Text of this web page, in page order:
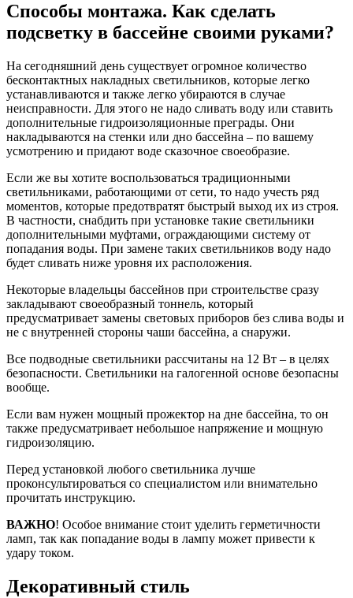
Способы монтажа. Как сделать
подсветку в бассейне своими руками?
На сегодняшний день существует огромное количество
бесконтактных накладных светильников, которые легко
устанавливаются и также легко убираются в случае
неисправности. Для этого не надо сливать воду или ставить
дополнительные гидроизоляционные преграды. Они
накладываются на стенки или дно бассейна – по вашему
усмотрению и придают воде сказочное своеобразие.
Если же вы хотите воспользоваться традиционными
светильниками, работающими от сети, то надо учесть ряд
моментов, которые предотвратят быстрый выход их из строя.
В частности, снабдить при установке такие светильники
дополнительными муфтами, ограждающими систему от
попадания воды. При замене таких светильников воду надо
будет сливать ниже уровня их расположения.
Некоторые владельцы бассейнов при строительстве сразу
закладывают своеобразный тоннель, который
предусматривает замены световых приборов без слива воды и
не с внутренней стороны чаши бассейна, а снаружи.
Все подводные светильники рассчитаны на 12 Вт – в целях
безопасности. Светильники на галогенной основе безопасны
вообще.
Если вам нужен мощный прожектор на дне бассейна, то он
также предусматривает небольшое напряжение и мощную
гидроизоляцию.
Перед установкой любого светильника лучше
проконсультироваться со специалистом или внимательно
прочитать инструкцию.
ВАЖНО! Особое внимание стоит уделить герметичности
ламп, так как попадание воды в лампу может привести к
удару током.
Декоративный стиль